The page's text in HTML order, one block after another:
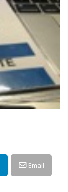
Email